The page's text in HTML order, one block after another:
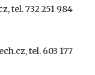
tel. 732 251 984
tel. 603 177